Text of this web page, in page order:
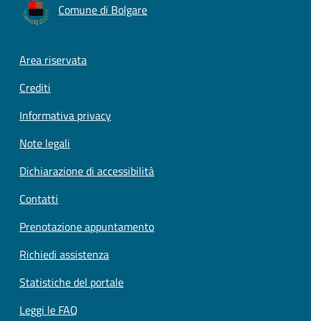
Comune di Bolgare
Footer menu
Area riservata
Crediti
Informativa privacy
Note legali
Dichiarazione di accessibilità
Contatti
Prenotazione appuntamento
Richiedi assistenza
Statistiche del portale
Leggi le FAQ